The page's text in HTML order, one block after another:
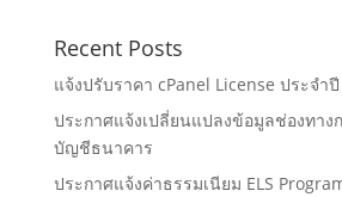
Recent Posts
แจ้งปรับราคา cPanel License ประจำ
ประกาศแจ้งเปลี่ยนแปลงข้อมูลช่องทาง
บัญชีธนาคาร
ประกาศแจ้งค่าธรรมเนียม ELS